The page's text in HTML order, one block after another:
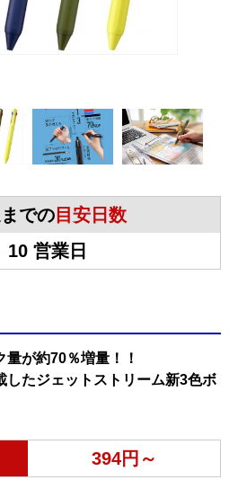
での 目安日数
10 営業日
が約70％増量！！
したジェットストリーム新3色ボ
394円～